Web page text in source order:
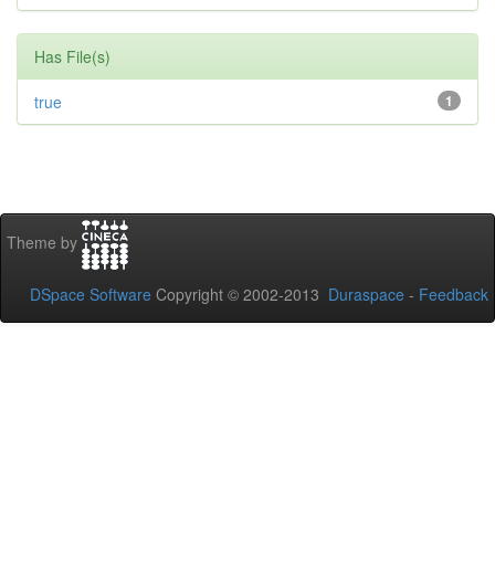
Has File(s)
1
true
Theme by
DSpace Software Copyright © 2002-2013 Duraspace - Feedback